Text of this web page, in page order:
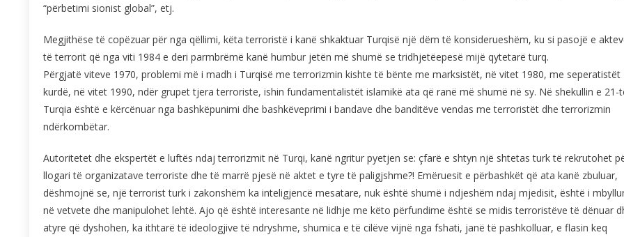
“përbetimi sionist global”, etj.
Megjithëse të copëzuar për nga qëllimi, këta terroristë i kanë shkaktuar Turqisë një dëm të konsiderueshëm, ku si pasojë e
të terrorit që nga viti 1984 e deri parmbrëmë kanë humbur jetën më shumë se tridhjetëepesë mijë qytetarë turq.
Përgjatë viteve 1970, problemi më i madh i Turqisë me terrorizmin kishte të bënte me marksistët, në vitet 1980, me seperatistët
kurdë, në vitet 1990, ndër grupet tjera terroriste, ishin fundamentalistët islamikë ata që ranë më shumë në sy. Në shekullin e 21-
Turqia është e kërcënuar nga bashkëpunimi dhe bashkëveprimi i bandave dhe banditëve vendas me terroristët dhe terrorizmin
ndërkombëtar.
Autoritetet dhe ekspertët e luftës ndaj terrorizmit në Turqi, kanë ngritur pyetjen se: çfarë e shtyn një shtetas turk të rekrutohet
llogari të organizatave terroriste dhe të marrë pjesë në aktet e tyre të paligjshme?! Emëruesit e përbashkët që ata kanë zbuluar,
dëshmojnë se, një terrorist turk i zakonshëm ka inteligjencë mesatare, nuk është shumë i ndjeshëm ndaj mjedisit, është i
në vetvete dhe manipulohet lehtë. Ajo që është interesante në lidhje me këto përfundime është se midis terroristëve të dënuar
atyre që dyshohen, ka ithtarë të ideologjive të ndryshme, shumica e të cilëve vijnë nga fshati, janë të pashkolluar, e flasin keq